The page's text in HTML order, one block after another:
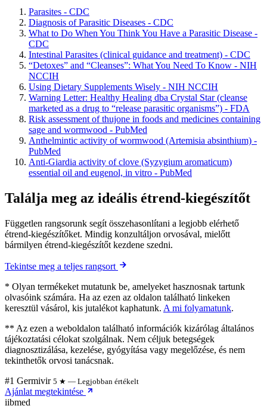
Parasites - CDC
Diagnosis of Parasitic Diseases - CDC
What to Do When You Think You Have a Parasitic Disease -
CDC
Intestinal Parasites (clinical guidance and treatment) - CDC
“Detoxes” and “Cleanses”: What You Need To Know - NIH
NCCIH
Using Dietary Supplements Wisely - NIH NCCIH
Warning Letter: Healthy Healing dba Crystal Star (cleanse
marketed as a drug to “release parasitic organisms”) - FDA
Risk assessment of thujone in foods and medicines containing
sage and wormwood - PubMed
Anthelmintic activity of wormwood (Artemisia absinthium) -
PubMed
Anti-Giardia activity of clove (Syzygium aromaticum)
essential oil and eugenol, in vitro - PubMed
Találja meg az ideális étrend-kiegészítőt
Független rangsorunk segít összehasonlítani a legjobb elérhető
étrend-kiegészítőket. Mindig konzultáljon orvosával, mielőtt
bármilyen étrend-kiegészítőt kezdene szedni.
Tekintse meg a teljes rangsort
* Olyan termékeket mutatunk be, amelyeket hasznosnak tartunk
olvasóink számára. Ha az ezen az oldalon található linkeken
keresztül vásárol, kis jutalékot kaphatunk. A mi folyamatunk.
** Az ezen a weboldalon található információk kizárólag általános
tájékoztatási célokat szolgálnak. Nem céljuk betegségek
diagnosztizálása, kezelése, gyógyítása vagy megelőzése, és nem
tekinthetők orvosi tanácsnak.
#1 Germivir 5 ★ — Legjobban értékelt
Ajánlat megtekintése
iibmed